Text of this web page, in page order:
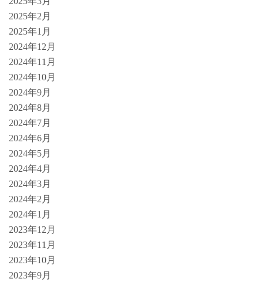
2025年2月
2025年1月
2024年12月
2024年11月
2024年10月
2024年9月
2024年8月
2024年7月
2024年6月
2024年5月
2024年4月
2024年3月
2024年2月
2024年1月
2023年12月
2023年11月
2023年10月
2023年9月